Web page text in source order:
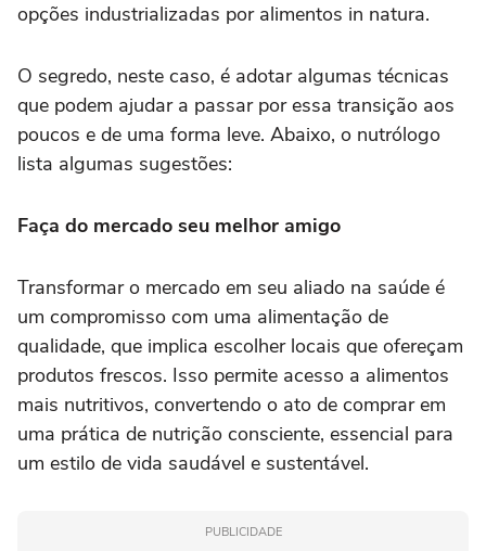
opções industrializadas por alimentos in natura.
O segredo, neste caso, é adotar algumas técnicas
que podem ajudar a passar por essa transição aos
poucos e de uma forma leve. Abaixo, o nutrólogo
lista algumas sugestões:
Faça do mercado seu melhor amigo
Transformar o mercado em seu aliado na saúde é
um compromisso com uma alimentação de
qualidade, que implica escolher locais que ofereçam
produtos frescos. Isso permite acesso a alimentos
mais nutritivos, convertendo o ato de comprar em
uma prática de nutrição consciente, essencial para
um estilo de vida saudável e sustentável.
PUBLICIDADE